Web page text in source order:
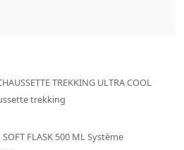
TREKKING ULTRA COOL
trekking
FLASK 500 ML Système